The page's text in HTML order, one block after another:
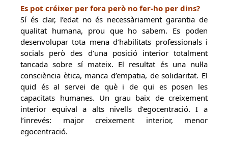
Es pot créixer per fora però no fer-ho per dins?
Sí és clar, l’edat no és necessàriament garantia de
qualitat humana, prou que ho sabem. Es poden
desenvolupar tota mena d’habilitats professionals i
socials però des d’una posició interior totalment
tancada sobre sí mateix. El resultat és una nul·la
consciència ètica, manca d’empatia, de solidaritat. El
quid és al servei de què i de qui es posen les
capacitats humanes. Un grau baix de creixement
interior equival a alts nivells d’egocentració. I a
l’inrevés: major creixement interior, menor
egocentració.